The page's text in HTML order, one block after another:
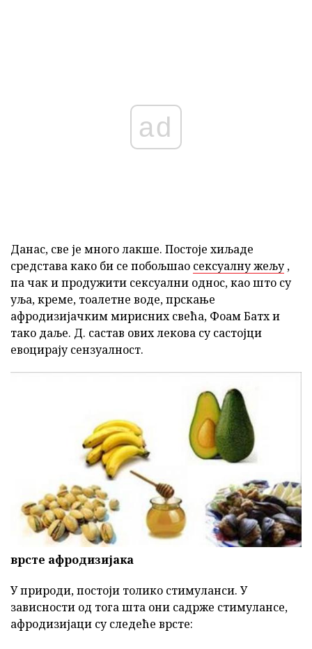
ad
Данас, све је много лакше. Постоје хиљаде
средстава како би се побољшао сексуалну жељу,
па чак и продужити сексуални однос, као што су
уља, креме, тоалетне воде, прскање
афродизијачким мирисних свећа, Фоам Батх и
тако даље. Д. састав ових лекова су састојци
евоцирају сензуалност.
врсте афродизијака
У природи, постоји толико стимуланси. У
зависности од тога шта они садрже стимулансе,
афродизијаци су следеће врсте: